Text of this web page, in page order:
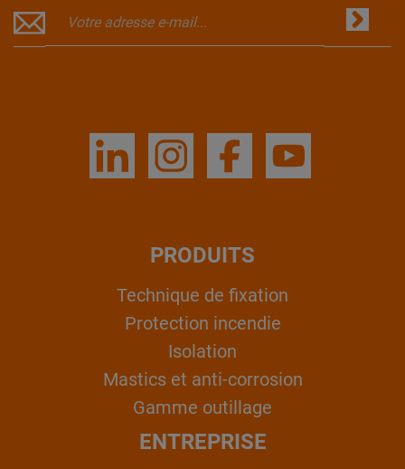
PRODUITS
Technique de fixation
Protection incendie
Isolation
Mastics et anti-corrosion
Gamme outillage
ENTREPRISE